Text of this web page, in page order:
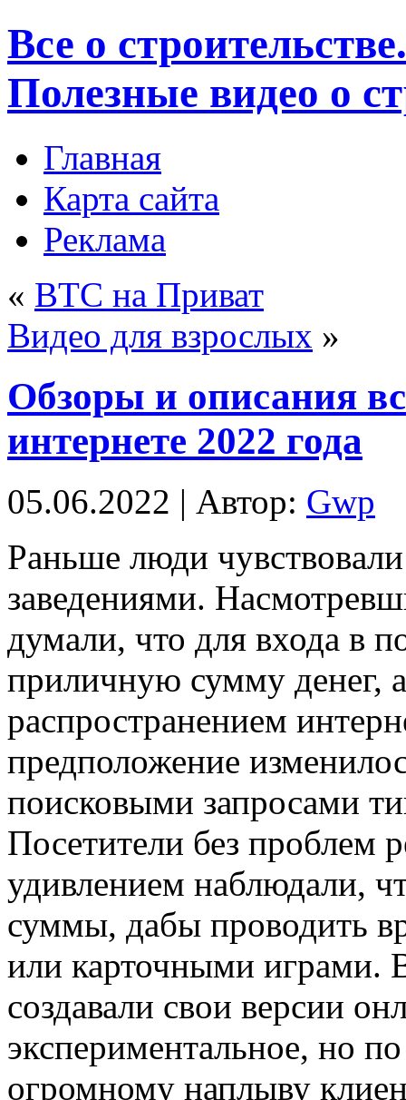
Все о
Полезные видео о
Главная
Карта сайта
Реклама
« BTC на Приват
Видео для взрослых »
Обзоры и описания
интернете 2022 года
05.06.2022 | Автор: Gwp
Рaньшe люди
заведениями.
думали, что для входа в
приличную сумму денег,
распространением
предположение
поисковыми запросами
Посетители без проблем
удивлением наблюдали,
суммы, дабы проводить
или карточными играми.
создавали свои версии
экспериментальное, но
огромному наплыву